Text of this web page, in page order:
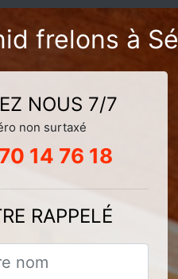
frelons à
NOUS 7/7
non surtaxé
14 76 18
RAPPELÉ